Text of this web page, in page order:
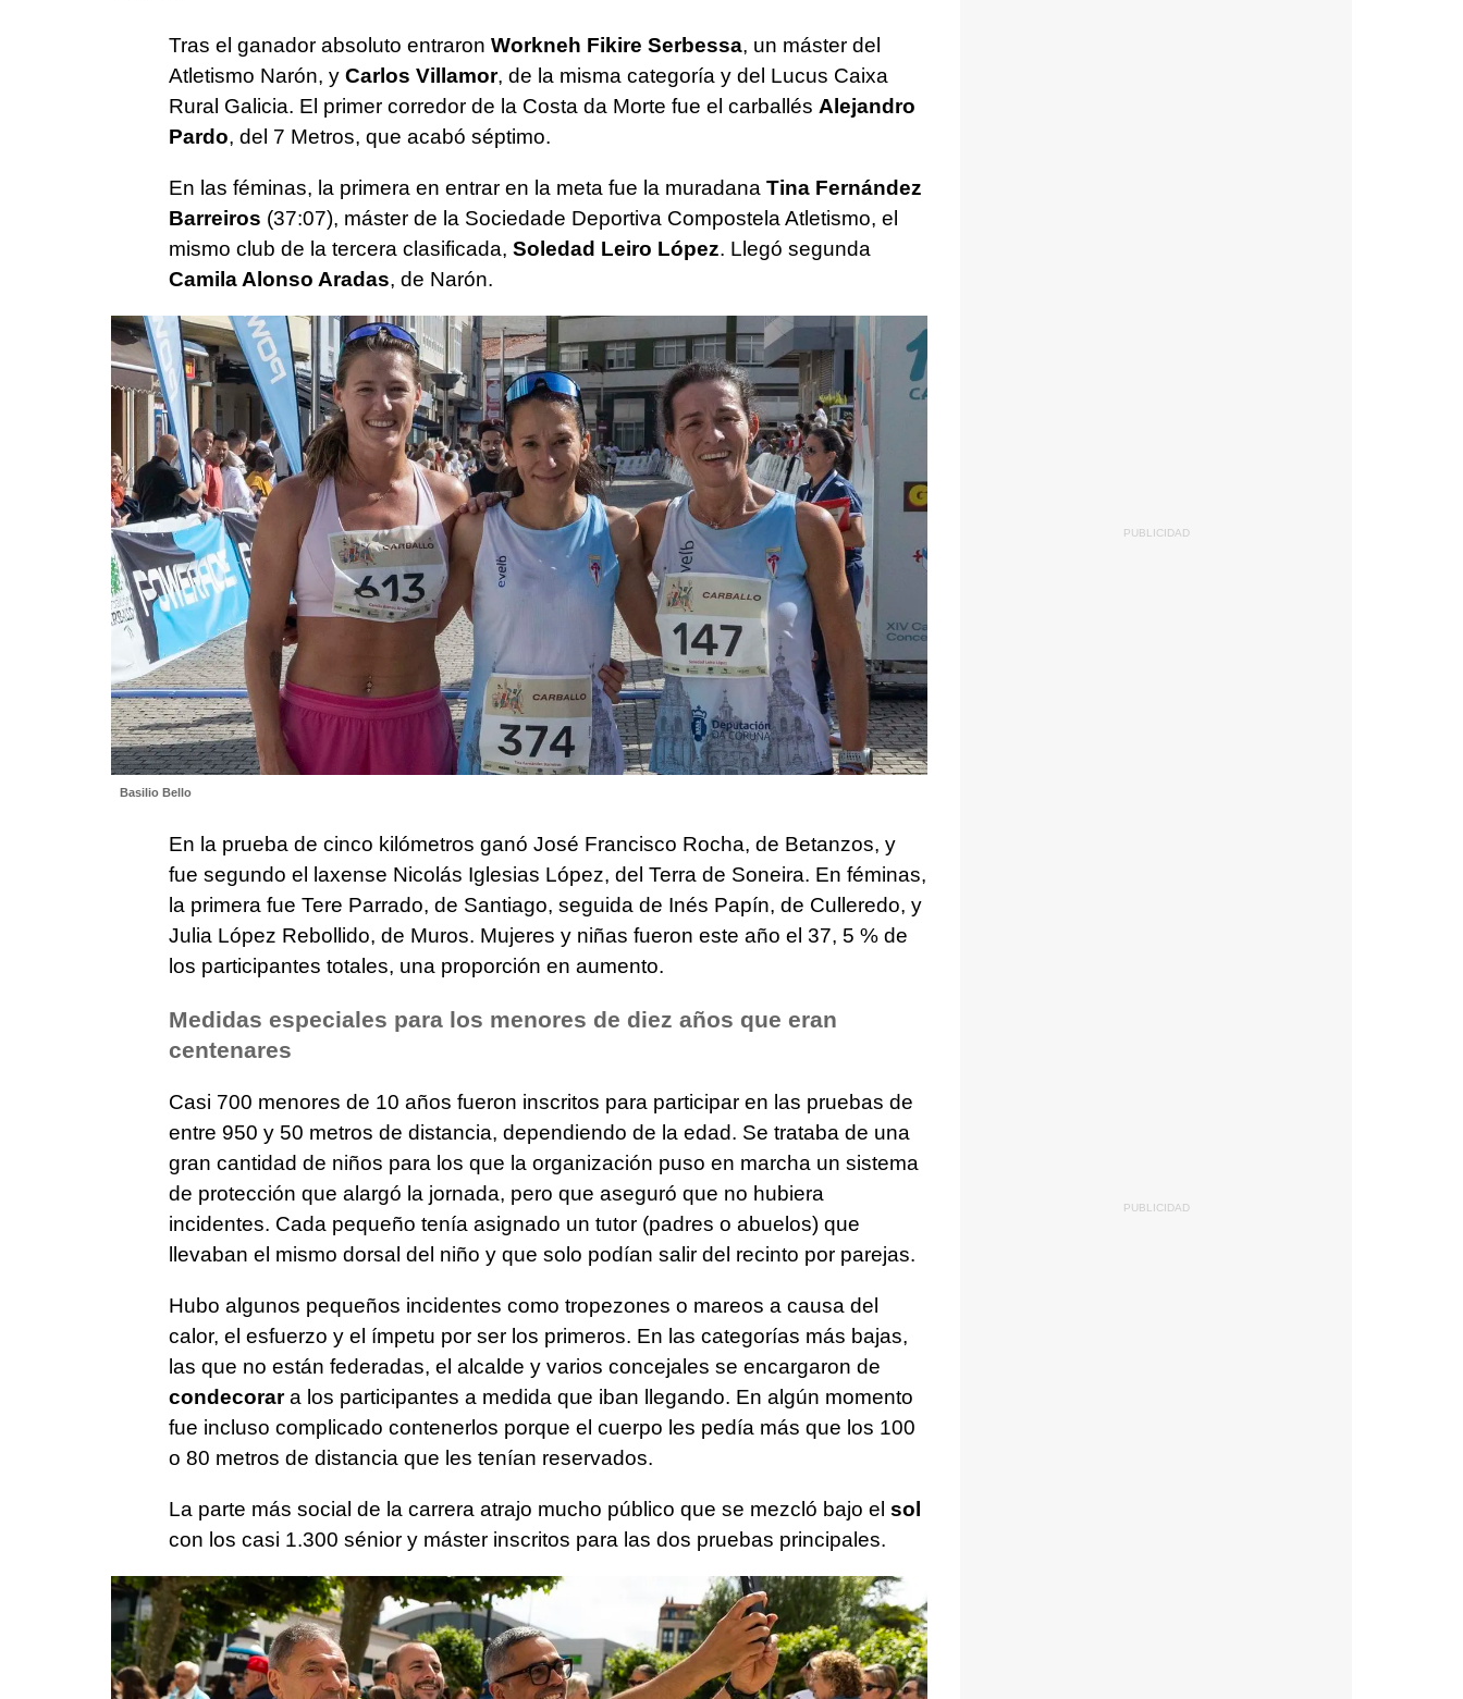
Tras el ganador absoluto entraron Workneh Fikire Serbessa, un máster del
Atletismo Narón, y Carlos Villamor, de la misma categoría y del Lucus Caixa
Rural Galicia. El primer corredor de la Costa da Morte fue el carballés Alejandro
Pardo, del 7 Metros, que acabó séptimo.
En las féminas, la primera en entrar en la meta fue la muradana Tina Fernández
Barreiros (37:07), máster de la Sociedade Deportiva Compostela Atletismo, el
mismo club de la tercera clasificada, Soledad Leiro López. Llegó segunda
Camila Alonso Aradas, de Narón.
Basilio Bello
En la prueba de cinco kilómetros ganó José Francisco Rocha, de Betanzos, y
fue segundo el laxense Nicolás Iglesias López, del Terra de Soneira. En féminas,
la primera fue Tere Parrado, de Santiago, seguida de Inés Papín, de Culleredo, y
Julia López Rebollido, de Muros. Mujeres y niñas fueron este año el 37, 5 % de
los participantes totales, una proporción en aumento.
Medidas especiales para los menores de diez años que eran
centenares
Casi 700 menores de 10 años fueron inscritos para participar en las pruebas de
entre 950 y 50 metros de distancia, dependiendo de la edad. Se trataba de una
gran cantidad de niños para los que la organización puso en marcha un sistema
de protección que alargó la jornada, pero que aseguró que no hubiera
incidentes. Cada pequeño tenía asignado un tutor (padres o abuelos) que
llevaban el mismo dorsal del niño y que solo podían salir del recinto por parejas.
Hubo algunos pequeños incidentes como tropezones o mareos a causa del
calor, el esfuerzo y el ímpetu por ser los primeros. En las categorías más bajas,
las que no están federadas, el alcalde y varios concejales se encargaron de
condecorara los participantes a medida que iban llegando. En algún momento
fue incluso complicado contenerlos porque el cuerpo les pedía más que los 100
o 80 metros de distancia que les tenían reservados.
La parte más social de la carrera atrajo mucho público que se mezcló bajo el sol
con los casi 1.300 sénior y máster inscritos para las dos pruebas principales.